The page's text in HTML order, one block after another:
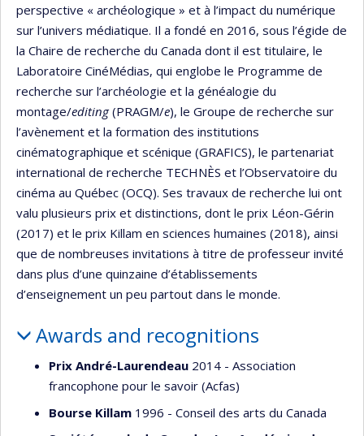
perspective « archéologique » et à l’impact du numérique
sur l’univers médiatique. Il a fondé en 2016, sous l’égide de
la Chaire de recherche du Canada dont il est titulaire, le
Laboratoire CinéMédias, qui englobe le Programme de
recherche sur l’archéologie et la généalogie du
montage/editing(PRAGM/e), le Groupe de recherche sur
l’avènement et la formation des institutions
cinématographique et scénique (GRAFICS), le partenariat
international de recherche TECHNÈS et l’Observatoire du
cinéma au Québec (OCQ). Ses travaux de recherche lui ont
valu plusieurs prix et distinctions, dont le prix Léon-Gérin
(2017) et le prix Killam en sciences humaines (2018), ainsi
que de nombreuses invitations à titre de professeur invité
dans plus d’une quinzaine d’établissements
d’enseignement un peu partout dans le monde.
Awards and recognitions
Prix André-Laurendeau 2014 - Association
francophone pour le savoir (Acfas)
Bourse Killam 1996 - Conseil des arts du Canada